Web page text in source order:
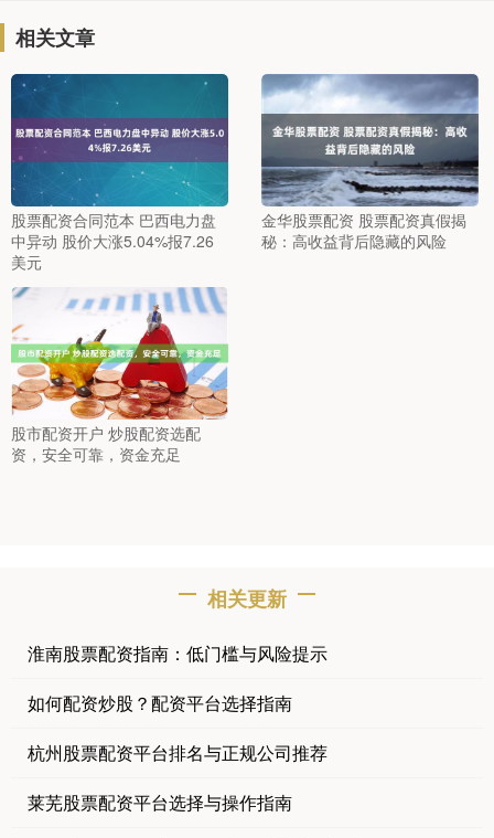
相关文章
股票配资合同范本 巴西电力盘
中异动 股价大涨5.04%报7.26
美元
金华股票配资 股票配资真假揭
秘：高收益背后隐藏的风险
股市配资开户 炒股配资选配
资，安全可靠，资金充足
相关更新
淮南股票配资指南：低门槛与风险提示
如何配资炒股？配资平台选择指南
杭州股票配资平台排名与正规公司推荐
莱芜股票配资平台选择与操作指南